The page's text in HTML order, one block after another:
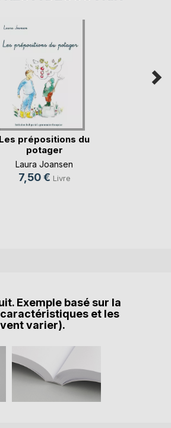
Les prépositions du
potager
Laura Joansen
7,50 € Livre
Exemple basé sur la
et les
varier).